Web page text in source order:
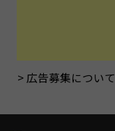
広告募集について